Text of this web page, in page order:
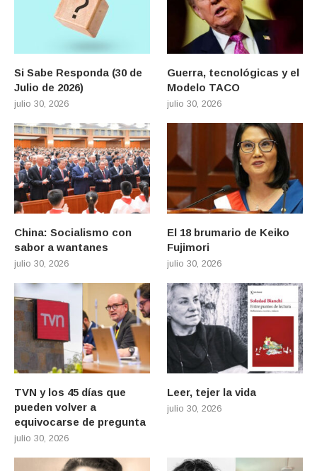
Si Sabe Responda (30 de
Julio de 2026)
julio 30, 2026
Guerra, tecnológicas y el
Modelo TACO
julio 30, 2026
China: Socialismo con
sabor a wantanes
julio 30, 2026
El 18 brumario de Keiko
Fujimori
julio 30, 2026
TVN y los 45 días que
pueden volver a
equivocarse de pregunta
julio 30, 2026
Leer, tejer la vida
julio 30, 2026